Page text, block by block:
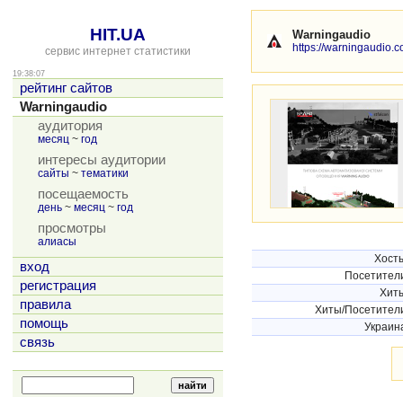
HIT.UA
сервис интернет статистики
19:38:07
рейтинг сайтов
Warningaudio
аудитория
месяц ~ год
интересы аудитории
сайты ~ тематики
посещаемость
день ~ месяц ~ год
просмотры
алиасы
вход
регистрация
правила
помощь
связь
Warningaudio
https://
Хиты/